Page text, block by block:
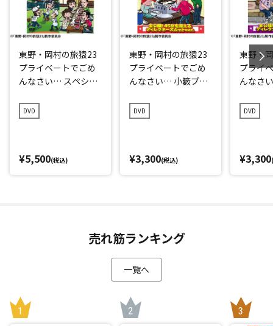
東野・岡村の旅猿23
プライベートでごめ
んなさい… スペシャ
DVD
¥5,500(税込)
東野・岡村の旅猿23
プライベートでごめ
んなさい… 小籔プロ
プレミアム完全版
DVD
¥3,300(税込)
東野・
プライ
んなさ
ミアム
DVD
¥3,300
売れ筋ランキング
一覧へ